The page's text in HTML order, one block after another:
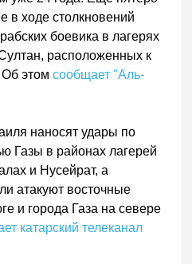
в ходе столкновений
боевика в лагерях
расположенных к
Об этомсообщает "Аль-
наносят удары по
Газы в районах лагерей
и Нусейрат, а
атакуют восточные
и города Газа на севере
катарский телеканал